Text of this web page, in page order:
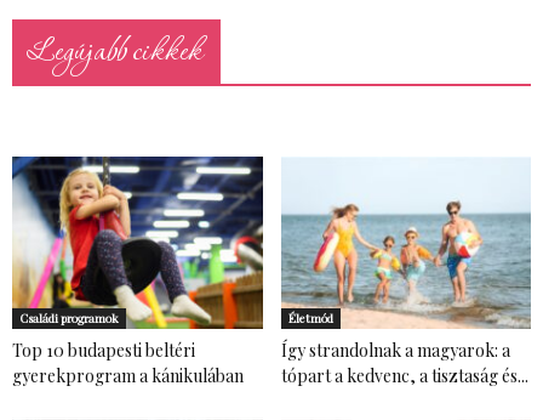
Legújabb cikkek
Családi programok
Top 10 budapesti beltéri
gyerekprogram a kánikulában
Életmód
Így strandolnak a magyarok: a
tópart a kedvenc, a tisztaság és...